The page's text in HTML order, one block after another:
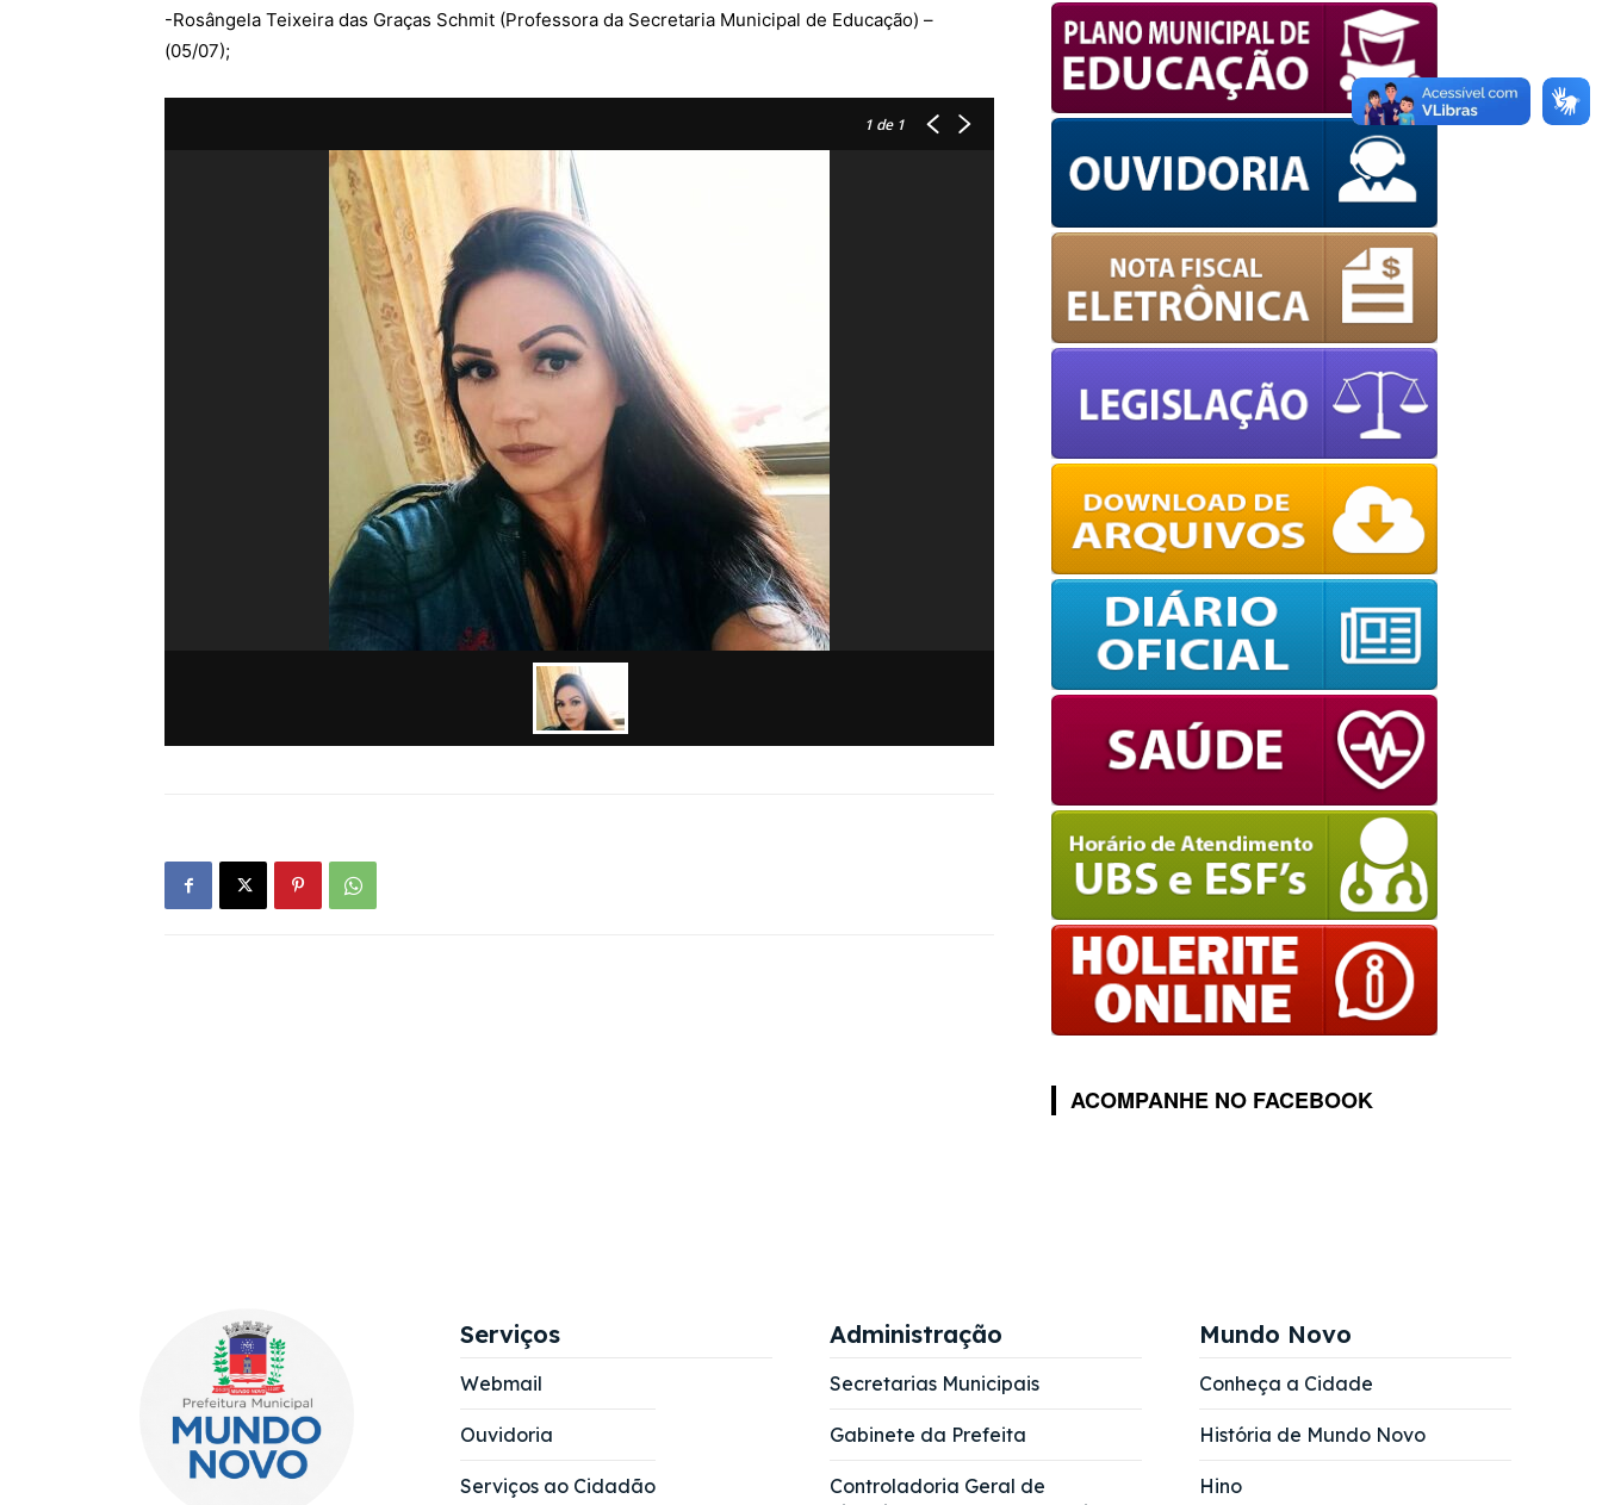
European Commission | Cookies Policy
-Rosângela Teixeira das Graças Schmit (Professora da Secretaria Municipal de Educação) –
(05/07);
1 de 1
ACOMPANHE NO FACEBOOK
Serviços
Webmail
Ouvidoria
Serviços ao Cidadão
Administração
Secretarias Municipais
Gabinete da Prefeita
Controladoria Geral de
Mundo Novo
Conheça a Cidade
História de Mundo Novo
Hino